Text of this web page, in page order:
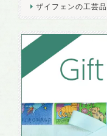
ザイフェンの工芸品